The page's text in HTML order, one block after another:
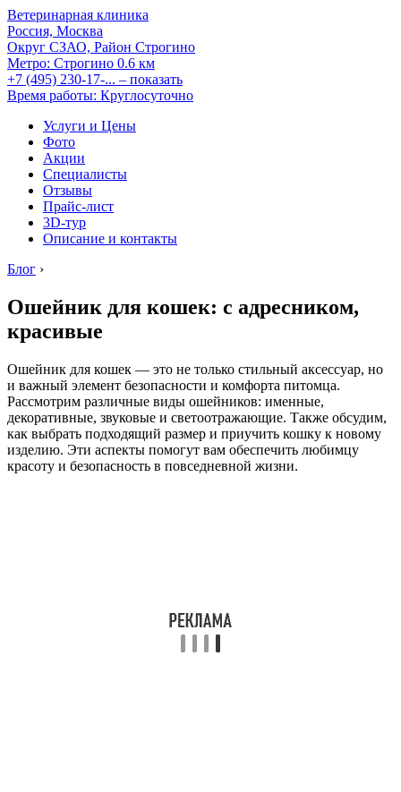
Ветеринарная клиника
Россия, Москва
Округ СЗАО, Район Строгино
Метро: Строгино 0.6 км
+7 (495) 230-17-... – показать
Время работы: Круглосуточно
Услуги и Цены
Фото
Акции
Специалисты
Отзывы
Прайс-лист
3D-тур
Описание и контакты
Блог ›
Ошейник для кошек: с адресником,
красивые
Ошейник для кошек — это не только стильный аксессуар, но
и важный элемент безопасности и комфорта питомца.
Рассмотрим различные виды ошейников: именные,
декоративные, звуковые и светоотражающие. Также обсудим,
как выбрать подходящий размер и приучить кошку к новому
изделию. Эти аспекты помогут вам обеспечить любимцу
красоту и безопасность в повседневной жизни.